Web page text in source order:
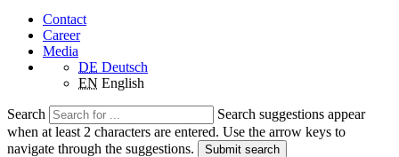
Contact
Career
Media
DE Deutsch
EN English
Search
Search suggestions appear
when at least 2 characters are entered. Use the arrow keys to
navigate through the suggestions.
Submit search